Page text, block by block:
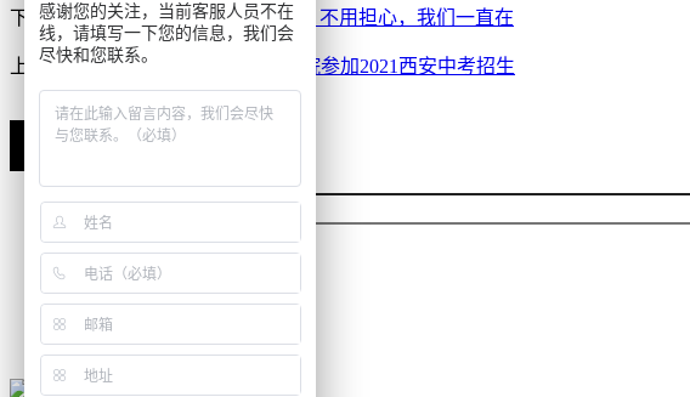
下一篇：西安加油！｜@康博尔人：不用担心，我们一直在
上一篇：西安康博尔艺术技工学校院参加2021西安中考招生
预约报名
感谢您的关注，当前客服人员不在
线，请填写一下您的信息，我们会
尽快和您联系。